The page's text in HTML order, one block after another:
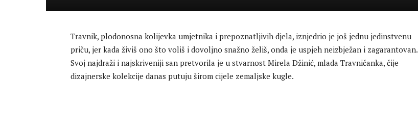
Travnik, plodonosna kolijevka umjetnika i prepoznatljivih djela, iznjedrio je još jednu jedinstvenu
priču, jer kada živiš ono što voliš i dovoljno snažno želiš, onda je uspjeh neizbježan i zagarantovan.
Svoj najdraži i najskriveniji san pretvorila je u stvarnost Mirela Džinić, mlada Travničanka, čije
dizajnerske kolekcije danas putuju širom cijele zemaljske kugle.